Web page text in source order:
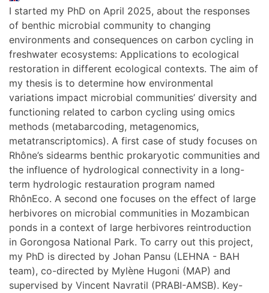
I started my PhD on April 2025, about the responses
of benthic microbial community to changing
environments and consequences on carbon cycling in
freshwater ecosystems: Applications to ecological
restoration in different ecological contexts. The aim of
my thesis is to determine how environmental
variations impact microbial communities’ diversity and
functioning related to carbon cycling using omics
methods (metabarcoding, metagenomics,
metatranscriptomics). A first case of study focuses on
Rhône’s sidearms benthic prokaryotic communities and
the influence of hydrological connectivity in a long-
term hydrologic restauration program named
RhônEco. A second one focuses on the effect of large
herbivores on microbial communities in Mozambican
ponds in a context of large herbivores reintroduction
in Gorongosa National Park. To carry out this project,
my PhD is directed by Johan Pansu (LEHNA - BAH
team), co-directed by Mylène Hugoni (MAP) and
supervised by Vincent Navratil (PRABI-AMSB). Key-